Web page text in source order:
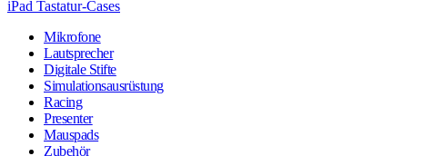
iPad Tastatur-Cases
Mikrofone
Lautsprecher
Digitale Stifte
Simulationsausrüstung
Racing
Presenter
Mauspads
Zubehör